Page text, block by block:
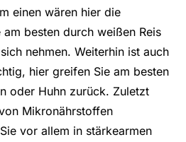
einen wären hier die
besten durch weißen Reis
nehmen. Weiterhin ist auch
hier greifen Sie am besten
oder Huhn zurück. Zuletzt
Mikronährstoffen
vor allem in stärkearmen